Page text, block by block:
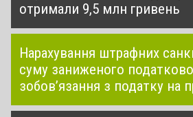
отримали 9,5 млн гривень
Нарахування штрафних
суму заниженого
зобов’язання з податку на